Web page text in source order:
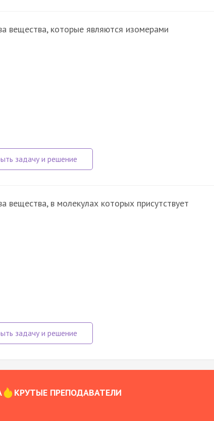
вещества, которые являются изомерами
в молекулах которых присутствует
КРУТЫЕ ПРЕПОДАВАТЕЛИ